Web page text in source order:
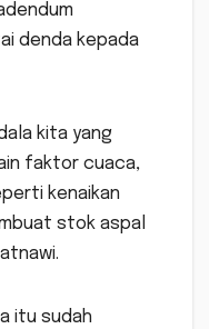
denda kepada
kita yang
faktor cuaca,
kenaikan
stok aspal
itu sudah